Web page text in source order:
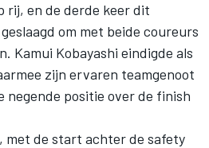
rij, en de derde keer dit
om met beide coureurs
Kamui Kobayashi eindigde als
zijn ervaren teamgenoot
negende positie over de finish
met de start achter de safety